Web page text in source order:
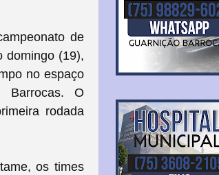
de
domingo (19),
no espaço
Barrocas. O
rodada
os times